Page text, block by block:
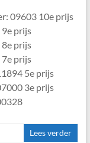
09603 10e prijs
prijs
prijs
prijs
5e prijs
3e prijs
Lees verder